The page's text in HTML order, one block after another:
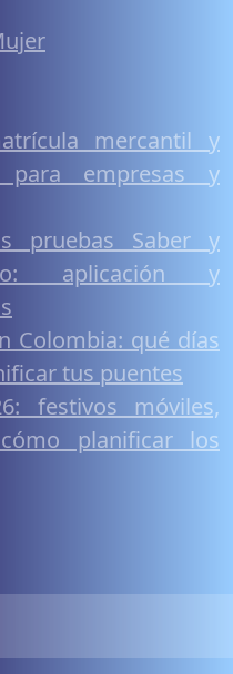
mercantil y
para empresas y
pruebas Saber y
aplicación y
Colombia: qué días
tus puentes
festivos móviles,
planificar los